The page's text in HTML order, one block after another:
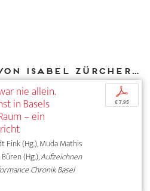
Weitere Texte von Isabel Zürcher bei DIAPHANES
nie allein.
in Basels
– ein
Fink (Hg.), Muda Mathis
(Hg.),Aufzeichnen
Chronik Basel
p
€ 7,95